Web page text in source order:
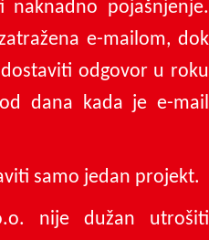
naknadno pojašnjenje.
e-mailom, dok
odgovor u roku
dana kada je e-mail
samo jedan projekt.
nije dužan utrošiti